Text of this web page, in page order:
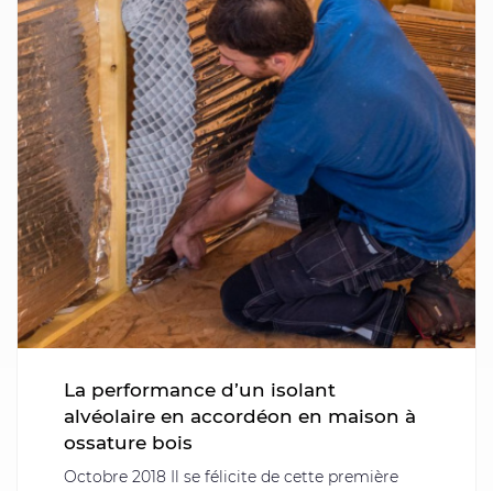
La performance d’un isolant
alvéolaire en accordéon en maison à
ossature bois
Octobre 2018 Il se félicite de cette première